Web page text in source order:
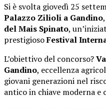
Si è svolta giovedì 25
Palazzo Zilioli a Gandino
del Mais Spinato,
prestigiosoFestival
L’obiettivo del concorso?
Gandino, eccellenza
giovani generazioni nel
antico in chiave moderna e